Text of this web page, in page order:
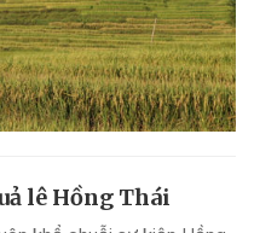
lê Hồng Thái